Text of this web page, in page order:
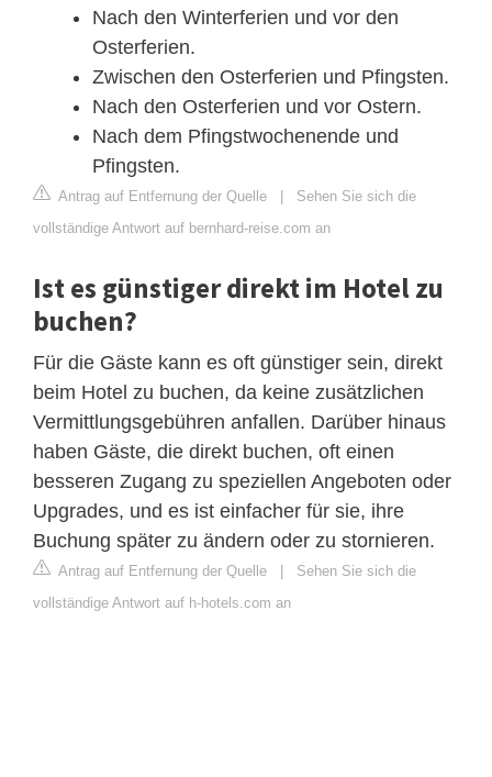
Nach den Winterferien und vor den
Osterferien.
Zwischen den Osterferien und Pfingsten.
Nach den Osterferien und vor Ostern.
Nach dem Pfingstwochenende und
Pfingsten.
Antrag auf Entfernung der Quelle | Sehen Sie sich die
vollständige Antwort auf bernhard-reise.com an
Ist es günstiger direkt im Hotel zu
buchen?
Für die Gäste kann es oft günstiger sein, direkt
beim Hotel zu buchen, da keine zusätzlichen
Vermittlungsgebühren anfallen. Darüber hinaus
haben Gäste, die direkt buchen, oft einen
besseren Zugang zu speziellen Angeboten oder
Upgrades, und es ist einfacher für sie, ihre
Buchung später zu ändern oder zu stornieren.
Antrag auf Entfernung der Quelle | Sehen Sie sich die
vollständige Antwort auf h-hotels.com an